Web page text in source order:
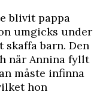
blivit pappa
umgicks under
skaffa barn. Den
när Annina fyllt
måste infinna
hon